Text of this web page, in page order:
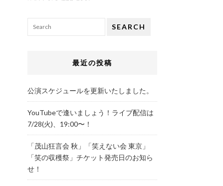
SEARCH
最近の投稿
公演スケジュールを更新いたしました。
YouTubeで逢いましょう！ライブ配信は
7/28(火)、19:00〜！
「茂山狂言会 秋」「笑えない会 東京」
「笑の収穫祭」チケット発売日のお知ら
せ！